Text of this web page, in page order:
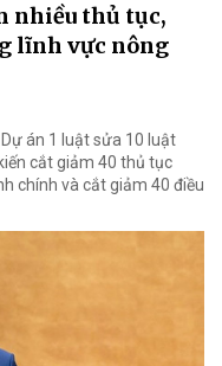
nhiều thủ tục,
lĩnh vực nông
án 1 luật sửa 10 luật
cắt giảm 40 thủ tục
chính và cắt giảm 40 điều